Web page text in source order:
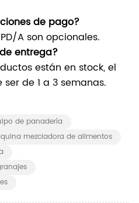
de pago?
A son opcionales.
entrega?
están en stock, el
de 1 a 3 semanas.
de panadería
mezcladora de alimentos